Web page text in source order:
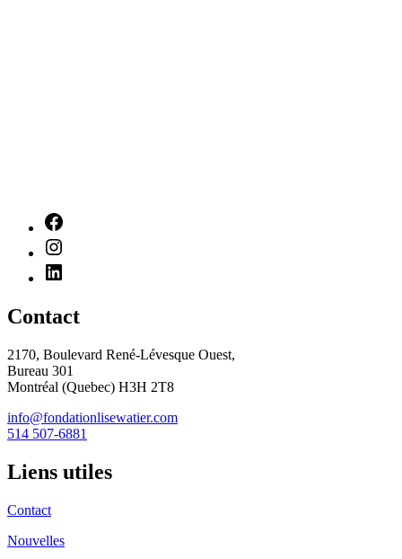
Contact
2170, Boulevard René-Lévesque Ouest,
Bureau 301
Montréal (Quebec) H3H 2T8
info@fondationlisewatier.com
514 507-6881
Liens utiles
Contact
Nouvelles